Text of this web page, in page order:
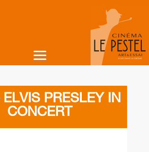
ELVIS PRESLEY IN
CONCERT